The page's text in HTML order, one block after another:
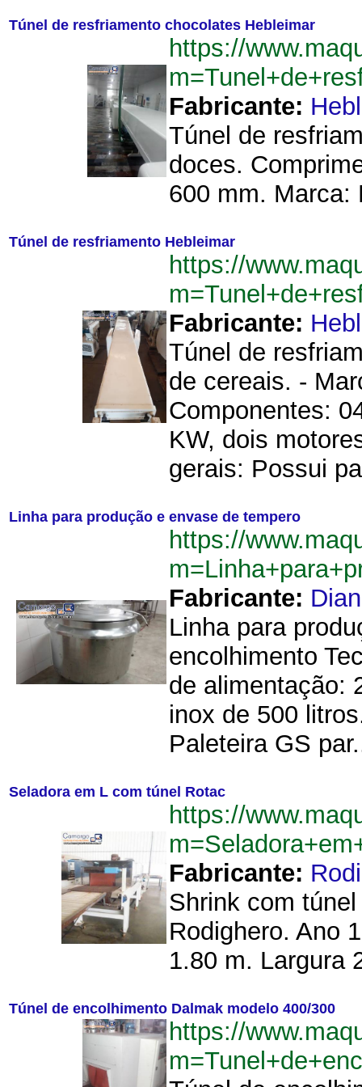
Túnel de resfriamento chocolates Hebleimar
https://
Fabricante:
Túnel de
doces.
600 mm. Marca:
Túnel de resfriamento Hebleimar
https://
Fabricante:
Túnel de
de cereais. -
Componentes:
KW, dois
gerais: Possui
Linha para produção e envase de tempero
https://
Fabricante:
Linha para
encolhimento
de alimentação:
inox de 500
Paleteira GS
Seladora em L com túnel Rotac
https://
Fabricante:
Shrink com
Rodighero. Ano
1.80 m. Largura
Túnel de encolhimento Dalmak modelo 400/300
https://